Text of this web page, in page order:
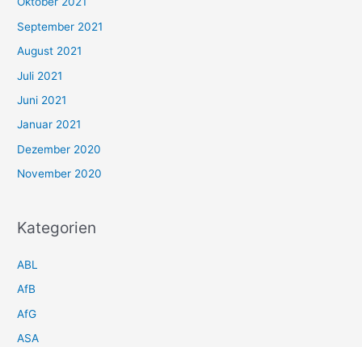
September 2021
August 2021
Juli 2021
Juni 2021
Januar 2021
Dezember 2020
November 2020
Kategorien
ABL
AfB
AfG
ASA